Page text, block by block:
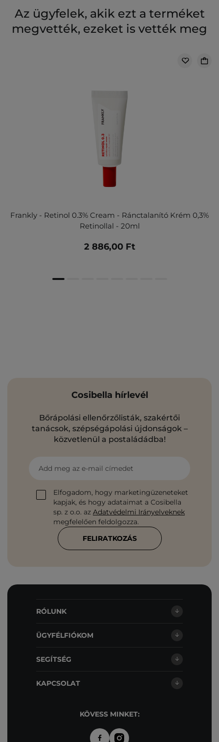
Az ügyfelek, akik ezt a terméket
megvették, ezeket is vették meg
Frankly - Retinol 0.3% Cream - Ránctalanító Krém 0,3%
Retinollal - 20ml
2 886,00 Ft
Cosibella hírlevél
Bőrápolási ellenőrzőlisták, szakértői
tanácsok, szépségápolási újdonságok –
közvetlenül a postaládádba!
Add meg az e-mail címedet
Elfogadom, hogy marketingüzeneteket
kapjak, és hogy adataimat a Cosibella
sp. z o.o. az Adatvédelmi Irányelveknek
megfelelően feldolgozza.
FELIRATKOZÁS
RÓLUNK
ÜGYFÉLFIÓKOM
SEGÍTSÉG
KAPCSOLAT
KÖVESS MINKET: